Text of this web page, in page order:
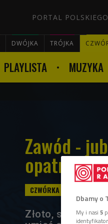
PORTAL
DWÓJKA TRÓJKA
PLAYLISTA MUZYKA
Zawód -
opatrzeć?
Złoto, srebro,
Dbamy o
My i nasi 5